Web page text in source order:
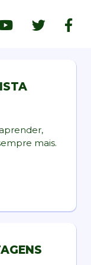
mais.